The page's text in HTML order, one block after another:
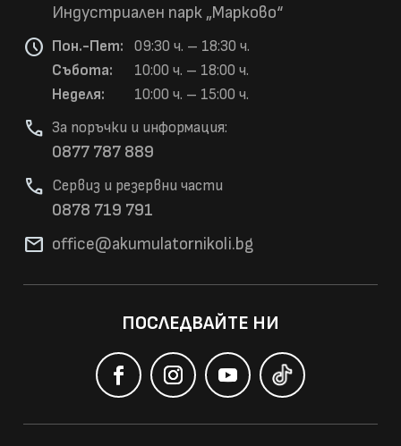
Индустриален парк „Марково“
schedule Пон.-Пет:
09:30 ч. – 18:30 ч.
Събота:
10:00 ч. – 18:00 ч.
Неделя:
10:00 ч. – 15:00 ч.
За поръчки и информация:
phone
0877 787 889
Сервиз и резервни части
phone
0878 719 791
mail office@akumulatornikoli.bg
ПОСЛЕДВАЙТЕ НИ